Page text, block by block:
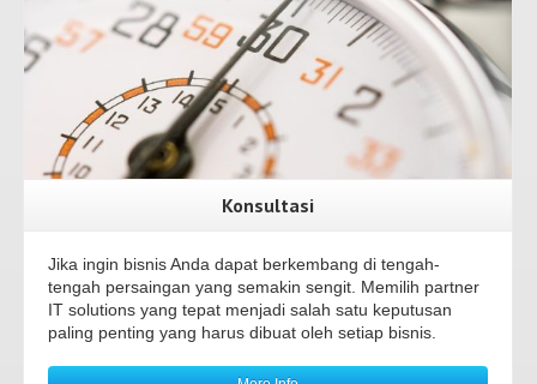
Konsultasi
Jika ingin bisnis Anda dapat berkembang di tengah-
tengah persaingan yang semakin sengit. Memilih partner
IT solutions yang tepat menjadi salah satu keputusan
paling penting yang harus dibuat oleh setiap bisnis.